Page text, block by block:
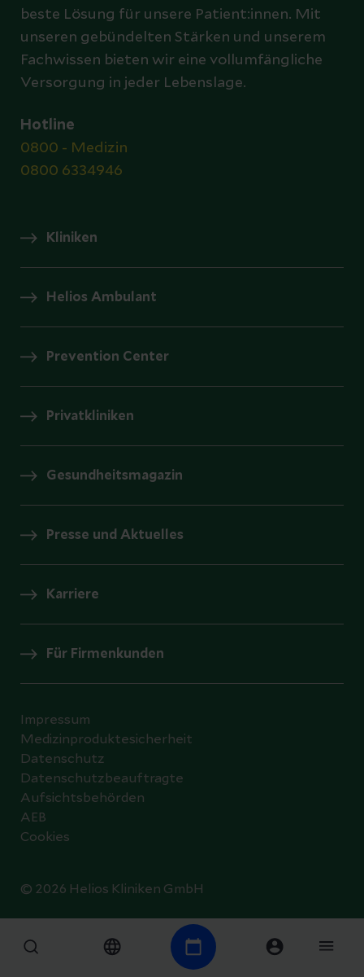
beste Lösung für unsere Patient:innen. Mit
unseren gebündelten Stärken und unserem
Fachwissen bieten wir eine vollumfängliche
Versorgung in jeder Lebenslage.
Hotline
0800 - Medizin
0800 6334946
Kliniken
Helios Ambulant
Prevention Center
Privatkliniken
Gesundheitsmagazin
Presse und Aktuelles
Karriere
Für Firmenkunden
© 2026 Helios Kliniken GmbH
Impressum
Medizinproduktesicherheit
Datenschutz
Datenschutzbeauftragte
Aufsichtsbehörden
AEB
Cookies
Datenschutzeinstellungen